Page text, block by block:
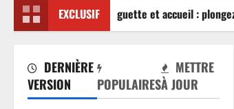
EXCLUSIF
Piscine, guinguette et accueil :
DERNIÈRE
VERSION
POPULAIRES
METTRE
À JOUR